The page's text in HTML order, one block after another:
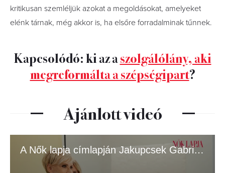
kritikusan szemléljük azokat a megoldásokat, amelyeket
elénk tárnak, még akkor is, ha elsőre forradalminak tűnnek.
Kapcsolódó: ki az aszolgálólány, aki
megreformálta a szépségipart?
Ajánlott videó
A Nők lapja címlapján Jakupcsek Gabriella és lánya, Emma Róza